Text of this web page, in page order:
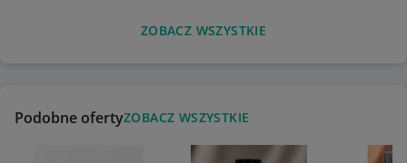
ZOBACZ WSZYSTKIE
Podobne ofertyZOBACZ WSZYSTKIE